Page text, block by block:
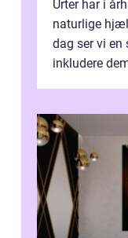
Urter har i
naturlige
dag ser vi en
inkludere